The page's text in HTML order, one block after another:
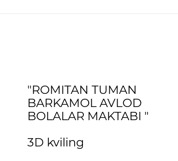
"ROMITAN TUMAN
BARKAMOL AVLOD
BOLALAR MAKTABI "
3D kviling